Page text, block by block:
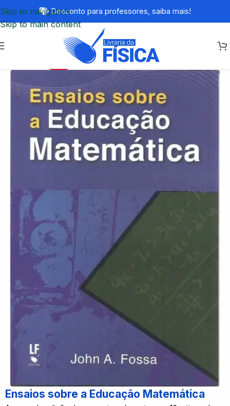
Skip to navigation
Skip to main content
Desconto para professores, saiba mais!
Ensaios sobre a Educação Matemática